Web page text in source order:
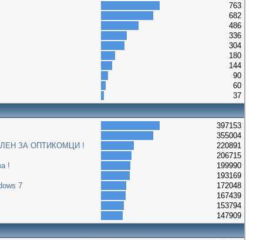
763
682
486
336
304
180
144
90
60
37
397153
355004
ЗА ОПТИКОМЦИ !
220891
206715
!
199990
193169
7
172048
167439
153794
147909